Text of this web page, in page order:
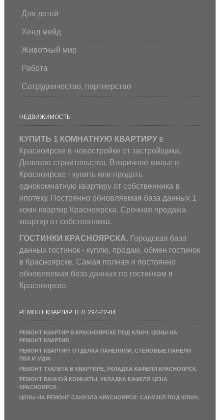
Для детей
Хенд мейд
Животный мир
Работа
Сотрудничество, партнерство
НЕДВИЖИМОСТЬ
КУПИТЬ 1 КОМНАТНУЮ КВАРТИРУв
Красноярске в новостройке от застройщика.
Долевое строительство. Вторичное жилье в
Красноярске - купить или продать
однокомнатную квартиру от собственника в
ипотеку. Постоянно обновляемая база данных 1
комн квартир Красноярска. Срочная продажа
квартир от собственника.
ГОСТИНКИ КРАСНОЯРСКА. Городская база
данных гостинок - куплю, продам, обмен гостинок
в Красноярске. Самая полная и постоянно
обновляемая база данных по гостинкам в
Красноярске.
РЕМОНТ КВАРТИР ТЕЛ. 294-22-84
РЕМОНТ КВАРТИР В КРАСНОЯРСКЕ ПОД КЛЮЧ, ЦЕНЫ НА
РЕМОНТ КВАРТИР.
РЕМОНТ КВАРТИР: ОТДЕЛКА ПАНЕЛЯМИ, СТЕНОВЫЕ ПАНЕЛИ
ПВХ И МДФ.
РЕМОНТ ТУАЛЕТА В КВАРТИРЕ, УКЛАДКА КАФЕЛЯ КРАСНОЯРСК.
РЕМОНТ ВАННОЙ КОМНАТЫ, УКЛАДКА КАФЕЛЯ ЦЕНА
КРАСНОЯРСК.
ЦЕНЫ НА РЕМОНТ САНУЗЛА КРАСНОЯРСК: САНУЗЕЛ ПОД КЛЮЧ.